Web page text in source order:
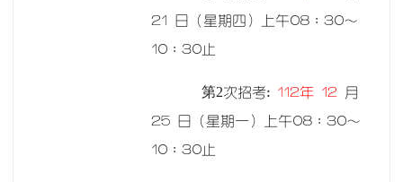
21 日（星期四）上午08：30～
10：30止
第2次招考:112年 12
月
25 日（星期一）上午08：30～
10：30止